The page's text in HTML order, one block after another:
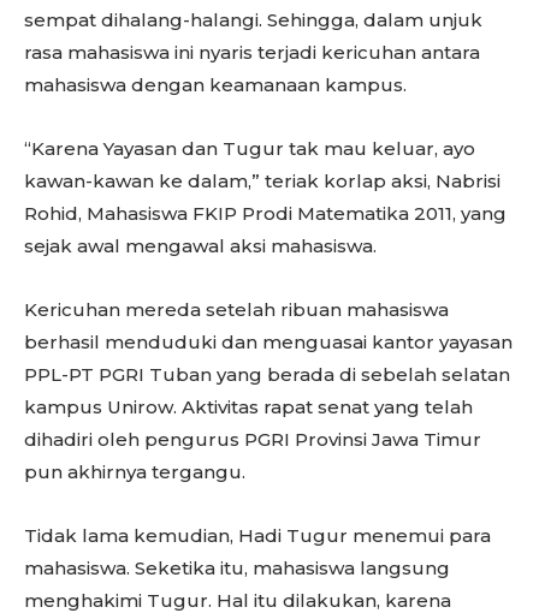
sempat dihalang-halangi. Sehingga, dalam unjuk
rasa mahasiswa ini nyaris terjadi kericuhan antara
mahasiswa dengan keamanaan kampus.
“Karena Yayasan dan Tugur tak mau keluar, ayo
kawan-kawan ke dalam,” teriak korlap aksi, Nabrisi
Rohid, Mahasiswa FKIP Prodi Matematika 2011, yang
sejak awal mengawal aksi mahasiswa.
Kericuhan mereda setelah ribuan mahasiswa
berhasil menduduki dan menguasai kantor yayasan
PPL-PT PGRI Tuban yang berada di sebelah selatan
kampus Unirow. Aktivitas rapat senat yang telah
dihadiri oleh pengurus PGRI Provinsi Jawa Timur
pun akhirnya tergangu.
Tidak lama kemudian, Hadi Tugur menemui para
mahasiswa. Seketika itu, mahasiswa langsung
menghakimi Tugur. Hal itu dilakukan, karena